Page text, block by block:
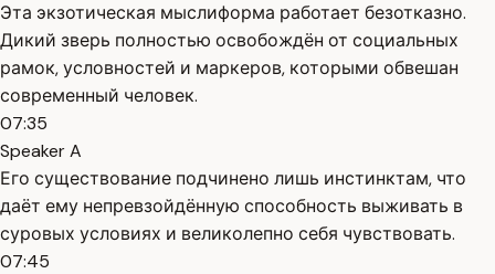
Эта экзотическая мыслиформа работает безотказно.
Дикий зверь полностью освобождён от социальных
рамок, условностей и маркеров, которыми обвешан
современный человек.
07:35
Speaker A
Его существование подчинено лишь инстинктам, что
даёт ему непревзойдённую способность выживать в
суровых условиях и великолепно себя чувствовать.
07:45